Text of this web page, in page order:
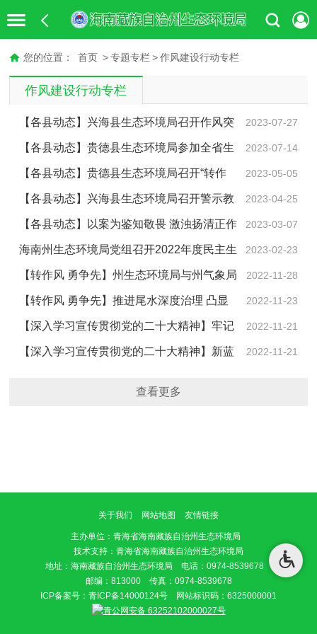
您的位置： 首页 > 专题专栏 > 作风建设行动专栏
作风建设行动专栏
2023-07-27
【各县动态】兴海县生态环境局召开作风突
出问题专项整治动员部署会 2023-07-14
【各县动态】贵德县生态环境局参加全省生
态环境系统作风突出问题专项整治动员部署工作视频会
议
2023-05-05
【各县动态】贵德县生态环境局召开“转作
风、强本领、重实干、勇担当”专项行动部署会2023-04-25
【各县动态】兴海县生态环境局召开警示教
育大会暨“转作风、强本领、重实干、勇担当”专项行动部
署会议
2023-03-07
【各县动态】以案为鉴知敬畏 激浊扬清正作
风--贵德县生态环境局组织观看《问“剑”破局》警示教育
片
2023-02-23
海南州生态环境局党组召开2022年度民主生
活会 2022-11-28
【转作风 勇争先】州生态环境局与州气象局
签订共同推进海南气候变化工作战略合作协议 2022-11-23
【转作风 勇争先】推进尾水深度治理 凸显
流域治理成效----州县生态环境局全力打造污水处理厂尾
水湿地净化…
2022-11-21
【深入学习宣传贯彻党的二十大精神】牢记
党员初心 守护生态福祉----海南州生态环境局党支部推动
2022-11-21
【深入学习宣传贯彻党的二十大精神】新蓝
查看更多
关于我们 网站地图 友情链接
主办单位 ：青海省海南藏族自治州生态环境局
技术支持：青海省海南藏族自治州生态环境局
地址：海南藏族自治州生态环境局 电话：0974-8539678
邮编：813000 传真：0974-8539678
ICP备案号： 青ICP备14000124号 网站标识码：6325000001
青公网安备 63252102000027号